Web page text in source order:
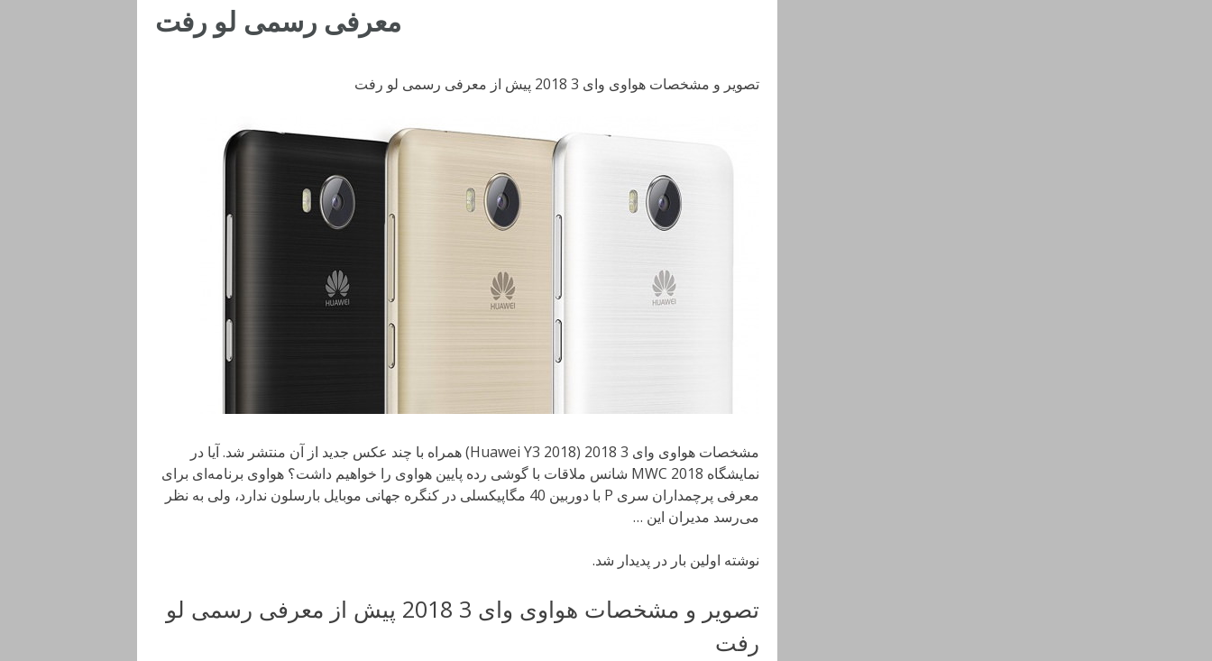
معرفی رسمی لو رفت
تصویر و مشخصات هواوی وای 3 2018 پیش از معرفی رسمی لو رفت
مشخصات هواوی وای 3 2018 (Huawei Y3 2018) همراه با چند عکس جدید از آن منتشر شد. آیا در
نمایشگاه MWC 2018 شانس ملاقات با گوشی رده پایین هواوی را خواهیم داشت؟ هواوی برنامه‌ای برای
معرفی پرچمداران سری P با دوربین 40 مگاپیکسلی در کنگره جهانی موبایل بارسلون ندارد، ولی به نظر
می‌رسد مدیران این …
نوشته اولین بار در پدیدار شد.
تصویر و مشخصات هواوی وای 3 2018 پیش از معرفی رسمی لو
رفت